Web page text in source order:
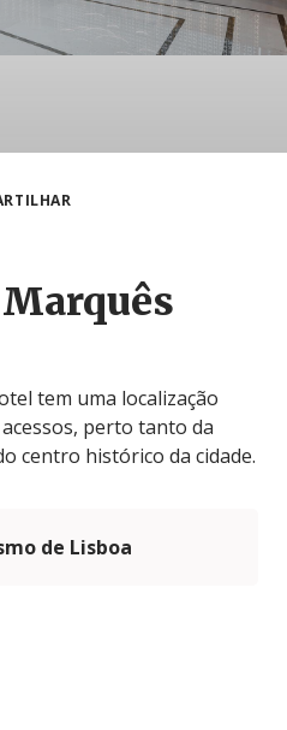
tem uma localização
perto tanto da
centro histórico da cidade.
de Lisboa